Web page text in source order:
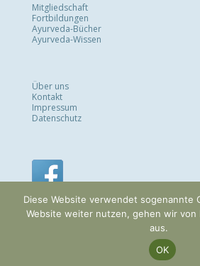
Mitgliedschaft
Fortbildungen
Ayurveda-Bücher
Ayurveda-Wissen
Über uns
Kontakt
Impressum
Datenschutz
Diese Website verwendet sogenannte
Website weiter nutzen, gehen wir von
aus.
OK